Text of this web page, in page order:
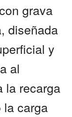
grava
diseñada
y
al
la recarga
la carga